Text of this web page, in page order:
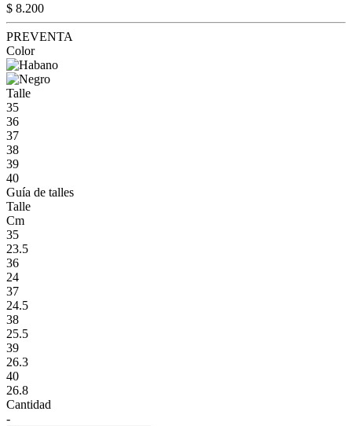
$ 8.200
PREVENTA
Color
Talle
35
36
37
38
39
40
Guía de talles
Talle
Cm
35
23.5
36
24
37
24.5
38
25.5
39
26.3
40
26.8
Cantidad
-